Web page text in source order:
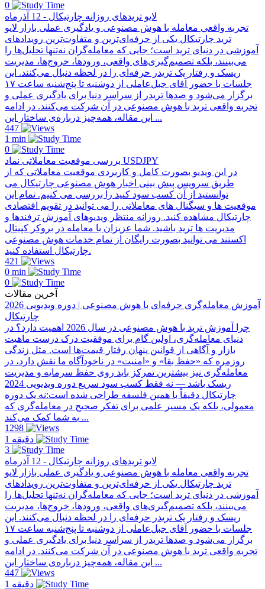
0
لایو تریدهای روزانه چارتیکال - 12 آذرماه
تجربه واقعی معامله با هوش مصنوعی و یادگیری عملی بازار لایو
ترید چارتیکال یکی از حرفه‌ای‌ترین و متفاوت‌ترین رویدادهای
آموزشی در دنیای ترید است؛ جایی که معامله‌گران نه‌تنها تحلیل‌ها را
می‌بینند، بلکه تصمیم‌گیری‌های واقعی، ورودها، خروج‌ها، مدیریت
ریسک و رفتار یک تریدر حرفه‌ای را در لحظه دنبال می‌کنند. این
جلسات با حضور آقای جبل‌عاملی از دو‌شنبه تا پنج‌شنبه ساعت ۱۷
برگزار می‌شود و صدها تریدر از سراسر دنیا برای یادگیری عملی و
تجربه واقعی ترید با هوش مصنوعی در آن شرکت می‌کنند. در ادامه
این مقاله، همه‌چیز درباره‌ی ساختار این ...
447
1 min
0
بررسی موقعیت معاملاتی نماد USDJPY
در این ویدیو بصورت کامل و کاربردی موقعیت معاملاتی که از
طریق سرویس پیش بینی اخبار هوش مصنوعی چارتیکال می
توانستید از آن کسب سود کنید را بررسی می کنیم. تمام این
موقعیت ها و سیگنال های معاملاتی را می توانید در تقویم اقتصادی
چارتیکال مشاهده کنید. روزانه منتظر ویدیوهای آموزش ترفندها و
مدیریت ها ترید باشید. شما عزیزان با معامله در بروکر کپیتال
اکستند می توانید بصورت رایگان از تمام خدمات هوش مصنوعی
چارتیکال استفاده کنید.
421
0 min
0
آخرین مقالات
آموزش معامله‌گری حرفه‌ای با هوش مصنوعی | دوره ویدیویی 2026
چارتیکال
چرا آموزش ترید با هوش مصنوعی در سال 2026 اهمیت دارد؟ در
دنیای معامله‌گری، اولین گام برای موفقیت درک درست ماهیت
بازار و آگاهی از قوانین پنهان رفتار قیمت‌ها است. مثل زندگی
روزمره که «حفظ بقا» و «امنیت» در ناخودآگاه ما نقش دارد، در
معامله‌گری نیز بیشترین تمرکز باید روی حفظ سرمایه و مدیریت
ریسک باشد — نه فقط کسب سود سریع دوره ویدیویی 2024
چارتیکال دقیقاً با همین فلسفه طراحی شده است:نه یک دوره
معمولی، بلکه یک مسیر علمی برای تفکر صحیح در معامله‌گری که
به شما کمک می‌کند ...
1298
1 دقیقه
3
لایو تریدهای روزانه چارتیکال - 12 آذرماه
تجربه واقعی معامله با هوش مصنوعی و یادگیری عملی بازار لایو
ترید چارتیکال یکی از حرفه‌ای‌ترین و متفاوت‌ترین رویدادهای
آموزشی در دنیای ترید است؛ جایی که معامله‌گران نه‌تنها تحلیل‌ها را
می‌بینند، بلکه تصمیم‌گیری‌های واقعی، ورودها، خروج‌ها، مدیریت
ریسک و رفتار یک تریدر حرفه‌ای را در لحظه دنبال می‌کنند. این
جلسات با حضور آقای جبل‌عاملی از دو‌شنبه تا پنج‌شنبه ساعت ۱۷
برگزار می‌شود و صدها تریدر از سراسر دنیا برای یادگیری عملی و
تجربه واقعی ترید با هوش مصنوعی در آن شرکت می‌کنند. در ادامه
این مقاله، همه‌چیز درباره‌ی ساختار این ...
447
1 دقیقه